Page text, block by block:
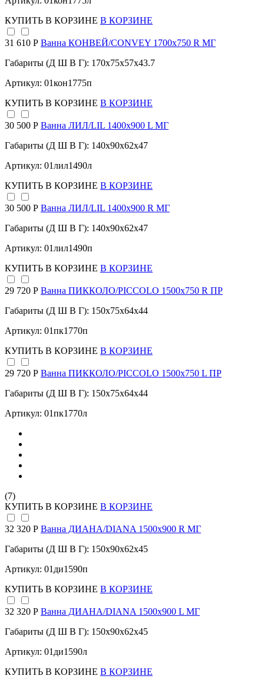
КУПИТЬ В КОРЗИНЕ В КОРЗИНЕ
31 610 Р Ванна КОНВЕЙ/CONVEY 1700х750 R МГ
Габариты (Д Ш В Г): 170x75x57x43.7
Артикул: 01кон1775п
КУПИТЬ В КОРЗИНЕ В КОРЗИНЕ
30 500 Р Ванна ЛИЛ/LIL 1400х900 L МГ
Габариты (Д Ш В Г): 140x90x62x47
Артикул: 01лил1490л
КУПИТЬ В КОРЗИНЕ В КОРЗИНЕ
30 500 Р Ванна ЛИЛ/LIL 1400х900 R МГ
Габариты (Д Ш В Г): 140x90x62x47
Артикул: 01лил1490п
КУПИТЬ В КОРЗИНЕ В КОРЗИНЕ
29 720 Р Ванна ПИККОЛО/PICCOLO 1500х750 R ПР
Габариты (Д Ш В Г): 150x75x64x44
Артикул: 01пк1770п
КУПИТЬ В КОРЗИНЕ В КОРЗИНЕ
29 720 Р Ванна ПИККОЛО/PICCOLO 1500х750 L ПР
Габариты (Д Ш В Г): 150x75x64x44
Артикул: 01пк1770л
(7)
КУПИТЬ В КОРЗИНЕ В КОРЗИНЕ
32 320 Р Ванна ДИАНА/DIANA 1500х900 R МГ
Габариты (Д Ш В Г): 150x90x62x45
Артикул: 01ди1590п
КУПИТЬ В КОРЗИНЕ В КОРЗИНЕ
32 320 Р Ванна ДИАНА/DIANA 1500х900 L МГ
Габариты (Д Ш В Г): 150x90x62x45
Артикул: 01ди1590л
КУПИТЬ В КОРЗИНЕ В КОРЗИНЕ